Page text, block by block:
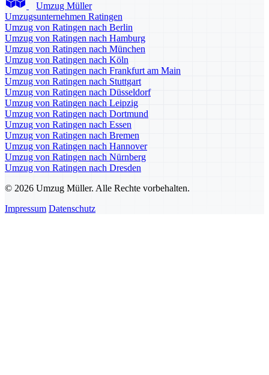
Umzug Müller
Umzugsunternehmen Ratingen
Umzug von Ratingen nach Berlin
Umzug von Ratingen nach Hamburg
Umzug von Ratingen nach München
Umzug von Ratingen nach Köln
Umzug von Ratingen nach Frankfurt am Main
Umzug von Ratingen nach Stuttgart
Umzug von Ratingen nach Düsseldorf
Umzug von Ratingen nach Leipzig
Umzug von Ratingen nach Dortmund
Umzug von Ratingen nach Essen
Umzug von Ratingen nach Bremen
Umzug von Ratingen nach Hannover
Umzug von Ratingen nach Nürnberg
Umzug von Ratingen nach Dresden
© 2026 Umzug Müller. Alle Rechte vorbehalten.
Impressum Datenschutz